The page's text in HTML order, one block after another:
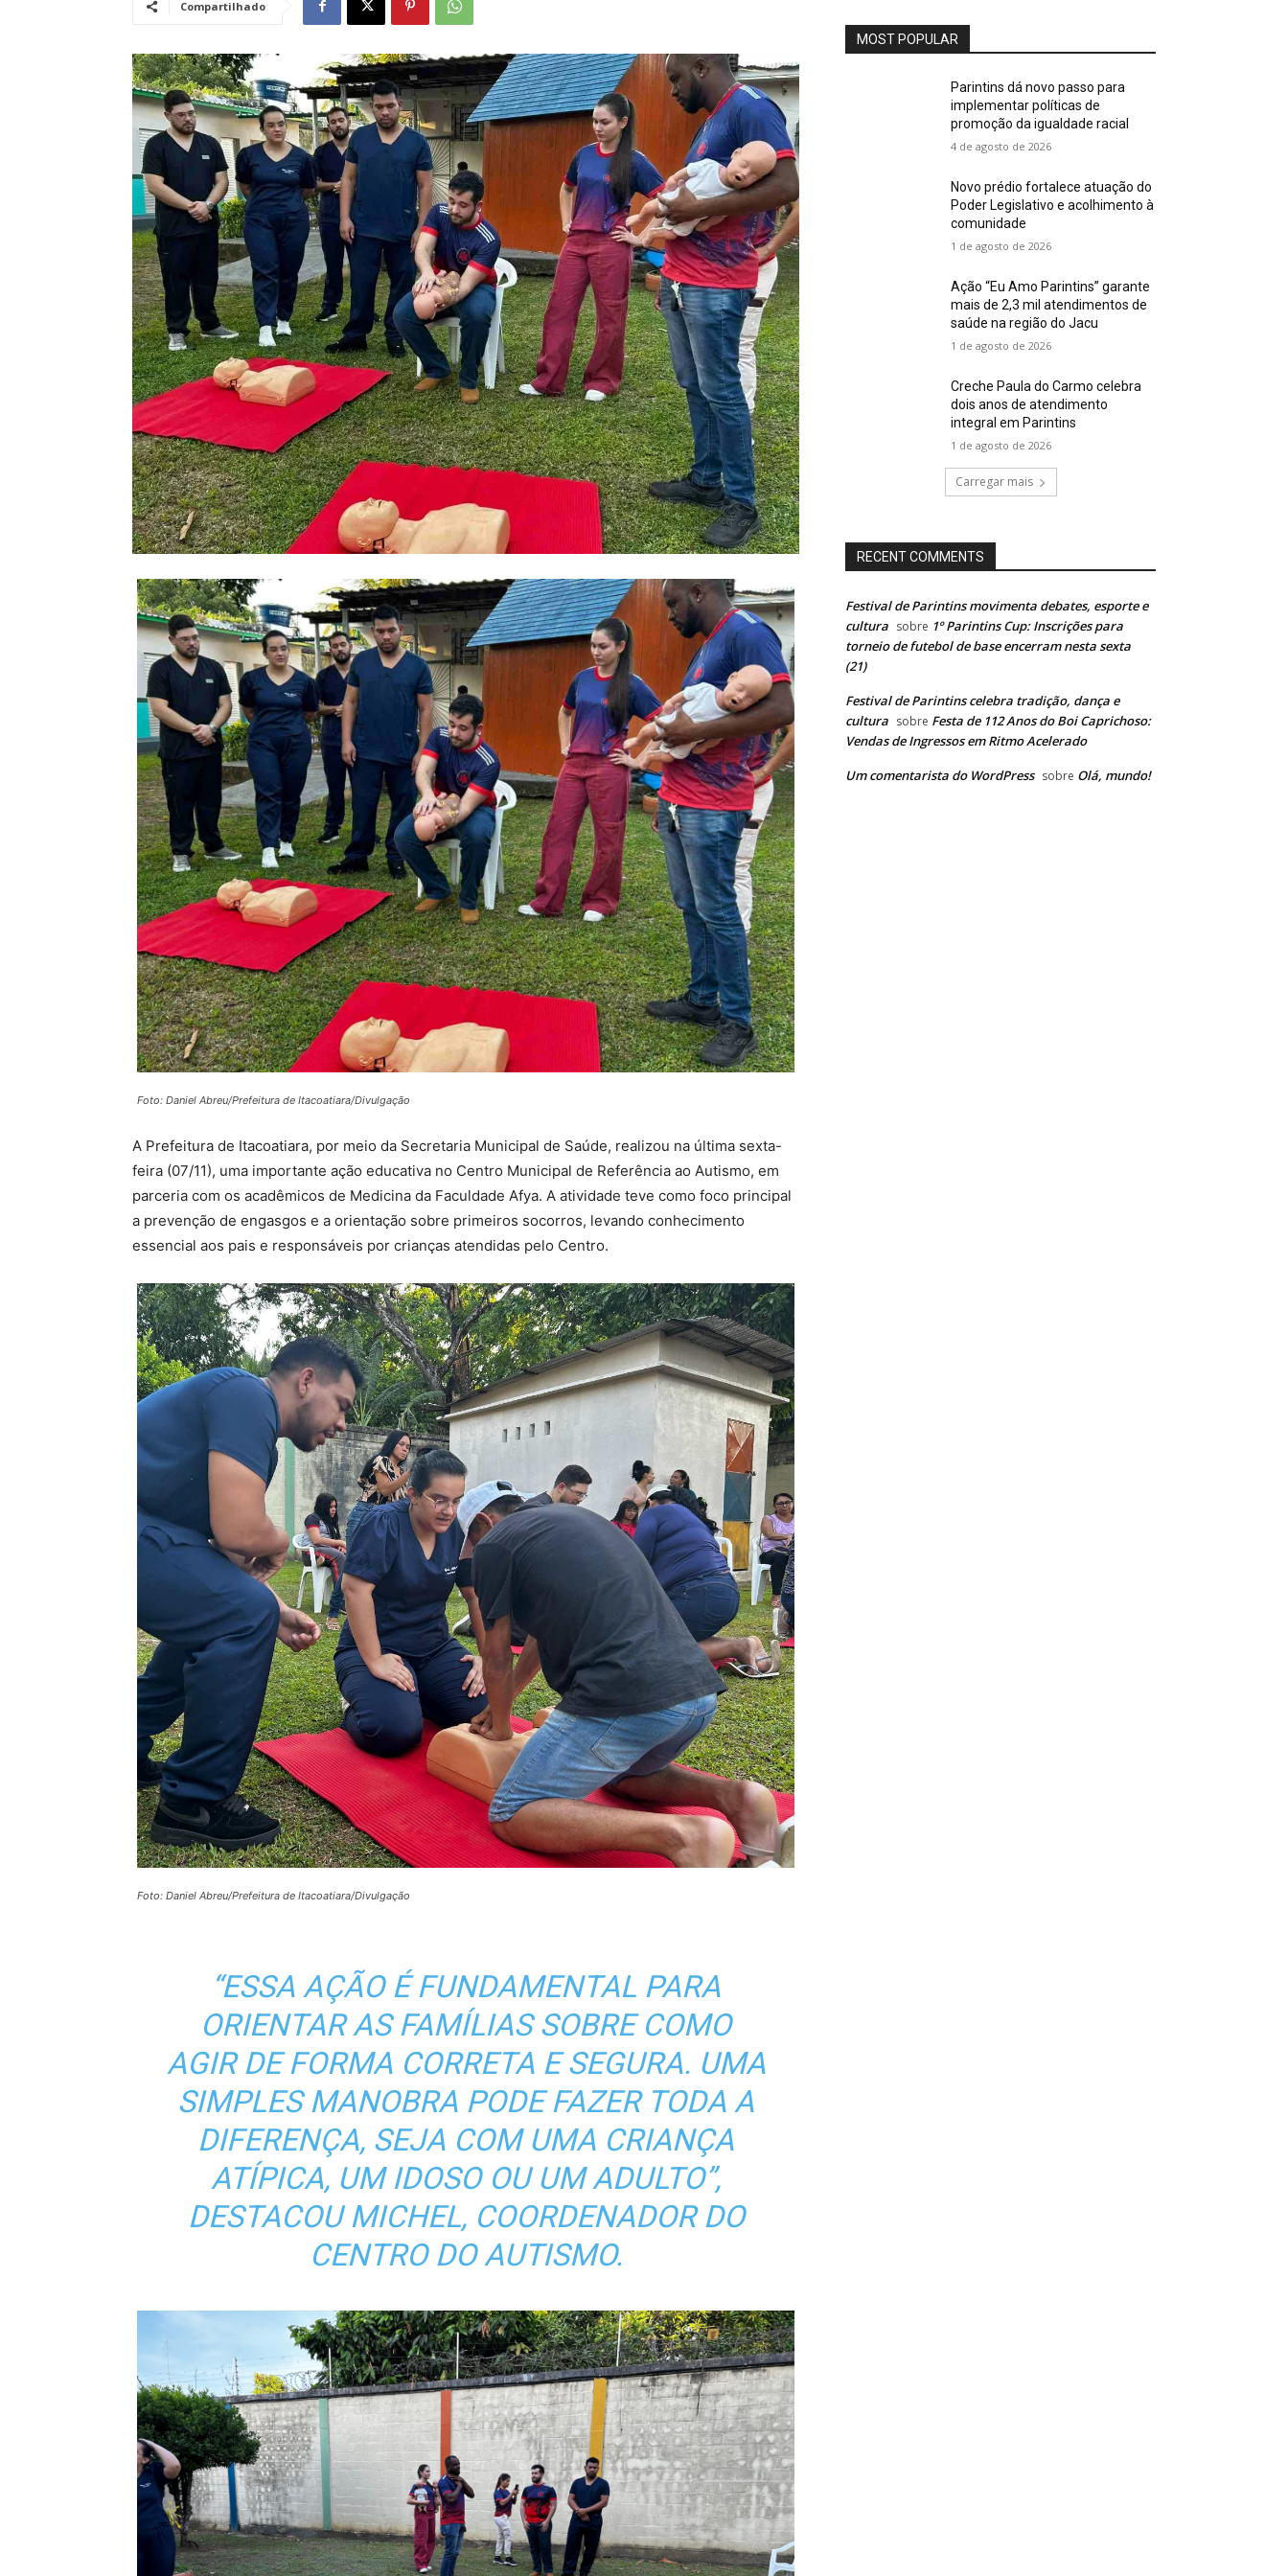
Compartilhado
Foto: Daniel Abreu/Prefeitura de Itacoatiara/Divulgação
A Prefeitura de Itacoatiara, por meio da Secretaria Municipal de Saúde, realizou na última sexta-
feira (07/11), uma importante ação educativa no Centro Municipal de Referência ao Autismo, em
parceria com os acadêmicos de Medicina da Faculdade Afya. A atividade teve como foco principal
a prevenção de engasgos e a orientação sobre primeiros socorros, levando conhecimento
essencial aos pais e responsáveis por crianças atendidas pelo Centro.
Foto: Daniel Abreu/Prefeitura de Itacoatiara/Divulgação
“ESSA AÇÃO É FUNDAMENTAL PARA
ORIENTAR AS FAMÍLIAS SOBRE COMO
AGIR DE FORMA CORRETA E SEGURA. UMA
SIMPLES MANOBRA PODE FAZER TODA A
DIFERENÇA, SEJA COM UMA CRIANÇA
ATÍPICA, UM IDOSO OU UM ADULTO”,
DESTACOU MICHEL, COORDENADOR DO
CENTRO DO AUTISMO.
MOST POPULAR
Parintins dá novo passo para
implementar políticas de
promoção da igualdade racial
4 de agosto de 2026
Novo prédio fortalece atuação do
Poder Legislativo e acolhimento à
comunidade
1 de agosto de 2026
Ação “Eu Amo Parintins” garante
mais de 2,3 mil atendimentos de
saúde na região do Jacu
1 de agosto de 2026
Creche Paula do Carmo celebra
dois anos de atendimento
integral em Parintins
1 de agosto de 2026
Carregar mais
RECENT COMMENTS
Festival de Parintins movimenta debates, esporte e
cultura sobre 1º Parintins Cup: Inscrições para
torneio de futebol de base encerram nesta sexta
(21)
Festival de Parintins celebra tradição, dança e
cultura sobre Festa de 112 Anos do Boi Caprichoso:
Vendas de Ingressos em Ritmo Acelerado
Um comentarista do WordPress sobre Olá, mundo!